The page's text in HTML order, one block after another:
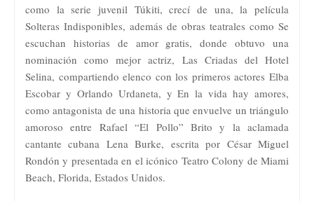
como la serie juvenil Túkiti, crecí de una, la película
Solteras Indisponibles, además de obras teatrales como Se
escuchan historias de amor gratis, donde obtuvo una
nominación como mejor actriz, Las Criadas del Hotel
Selina, compartiendo elenco con los primeros actores Elba
Escobar y Orlando Urdaneta, y En la vida hay amores,
como antagonista de una historia que envuelve un triángulo
amoroso entre Rafael “El Pollo” Brito y la aclamada
cantante cubana Lena Burke, escrita por César Miguel
Rondón y presentada en el icónico Teatro Colony de Miami
Beach, Florida, Estados Unidos.